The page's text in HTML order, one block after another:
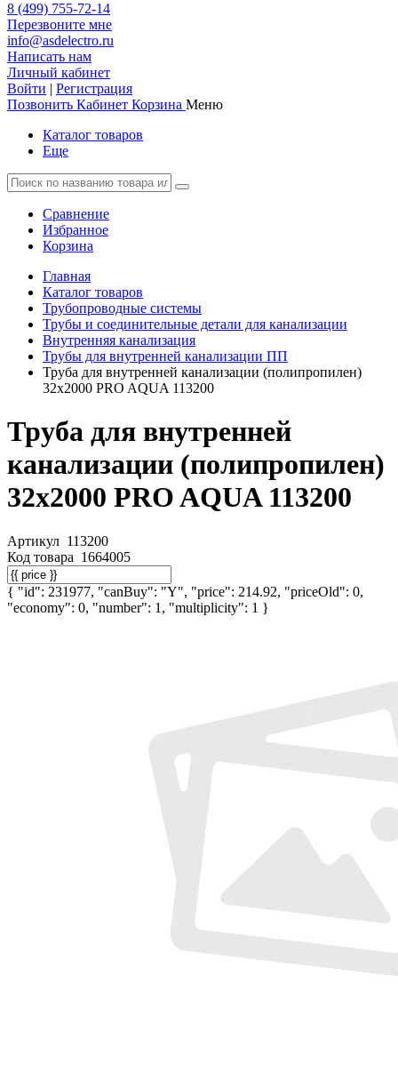
8 (499) 755-72-14
Перезвоните мне
info@asdelectro.ru
Написать нам
Личный кабинет
Войти | Регистрация
Позвонить Кабинет Корзина Меню
Каталог товаров
Еще
Сравнение
Избранное
Корзина
Главная
Каталог товаров
Трубопроводные системы
Трубы и соединительные детали для канализации
Внутренняя канализация
Трубы для внутренней канализации ПП
Труба для внутренней канализации (полипропилен)
32x2000 PRO AQUA 113200
Труба для внутренней
канализации (полипропилен)
32x2000 PRO AQUA 113200
Артикул 113200
Код товара 1664005
{ "id": 231977, "canBuy": "Y", "price": 214.92, "priceOld": 0,
"economy": 0, "number": 1, "multiplicity": 1 }